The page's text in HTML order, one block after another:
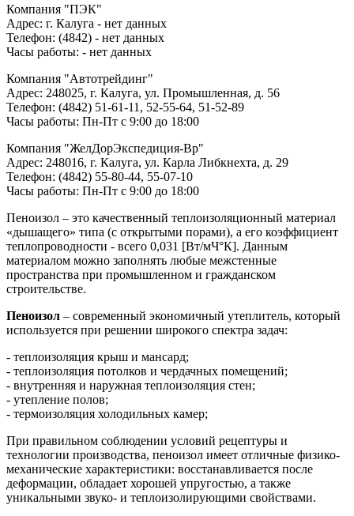
Компания "ПЭК"
Адрес: г. Калуга - нет данных
Телефон: (4842) - нет данных
Часы работы: - нет данных
Компания "Автотрейдинг"
Адрес: 248025, г. Калуга, ул. Промышленная, д. 56
Телефон: (4842) 51-61-11, 52-55-64, 51-52-89
Часы работы: Пн-Пт с 9:00 до 18:00
Компания "ЖелДорЭкспедиция-Вр"
Адрес: 248016, г. Калуга, ул. Карла Либкнехта, д. 29
Телефон: (4842) 55-80-44, 55-07-10
Часы работы: Пн-Пт с 9:00 до 18:00
Пеноизол – это качественный теплоизоляционный материал
«дышащего» типа (с открытыми порами), а его коэффициент
теплопроводности - всего 0,031 [Вт/мЧ°К]. Данным
материалом можно заполнять любые межстенные
пространства при промышленном и гражданском
строительстве.
Пеноизол – современный экономичный утеплитель, который
используется при решении широкого спектра задач:
- теплоизоляция крыш и мансард;
- теплоизоляция потолков и чердачных помещений;
- внутренняя и наружная теплоизоляция стен;
- утепление полов;
- термоизоляция холодильных камер;
При правильном соблюдении условий рецептуры и
технологии производства, пеноизол имеет отличные физико-
механические характеристики: восстанавливается после
деформации, обладает хорошей упругостью, а также
уникальными звуко- и теплоизолирующими свойствами.